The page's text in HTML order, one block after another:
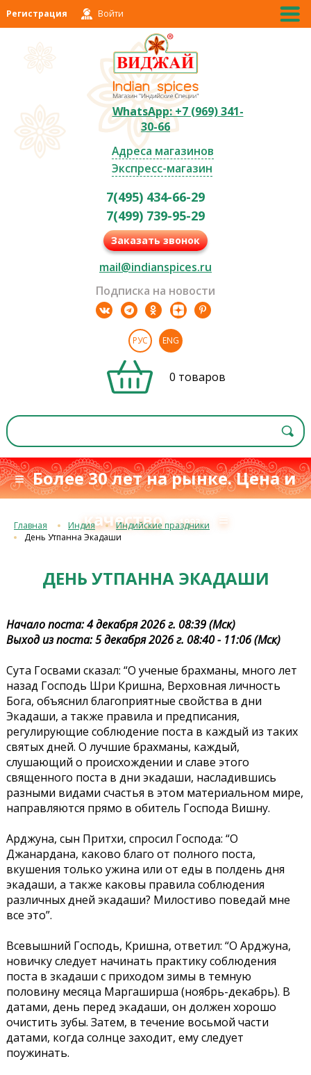
Регистрация Войти
WhatsApp: +7 (969) 341-
30-66
Адреса магазинов
Экспресс-магазин
7(495) 434-66-29
7(499) 739-95-29
Заказать звонок
mail@indianspices.ru
Подписка на новости
РУС ENG
0 товаров
≡ Более 30 лет на рынке. Цена и
качествос 1993 г. ≡
Главная Индия
Индийские праздники
День Утпанна Экадаши
ДЕНЬ УТПАННА ЭКАДАШИ
Начало поста: 4 декабря 2026 г. 08:39 (Мск)
Выход из поста: 5 декабря 2026 г. 08:40 - 11:06 (Мск)
Сута Госвами сказал: “О ученые брахманы, много лет
назад Господь Шри Кришна, Верховная личность
Бога, объяснил благоприятные свойства в дни
Экадаши, а также правила и предписания,
регулирующие соблюдение поста в каждый из таких
святых дней. О лучшие брахманы, каждый,
слушающий о происхождении и славе этого
священного поста в дни экадаши, насладившись
разными видами счастья в этом материальном мире,
направляются прямо в обитель Господа Вишну.
Арджуна, сын Притхи, спросил Господа: “О
Джанардана, каково благо от полного поста,
вкушения только ужина или от еды в полдень дня
экадаши, а также каковы правила соблюдения
различных дней экадаши? Милостиво поведай мне
все это”.
Всевышний Господь, Кришна, ответил: “О Арджуна,
новичку следует начинать практику соблюдения
поста в зкадаши с приходом зимы в темную
половину месяца Маргаширша (ноябрь-декабрь). В
датами, день перед экадаши, он должен хорошо
очистить зубы. Затем, в течение восьмой части
датами, когда солнце заходит, ему следует
поужинать.